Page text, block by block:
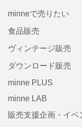
minneで売りたい
食品販売
ヴィンテージ販売
ダウンロード販売
minne PLUS
minne LAB
販売支援企画・イベ